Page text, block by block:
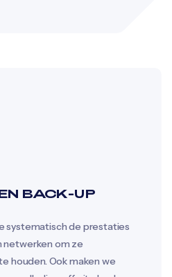
BACK-UP
systematisch de prestaties
netwerken om ze
houden. Ook maken we